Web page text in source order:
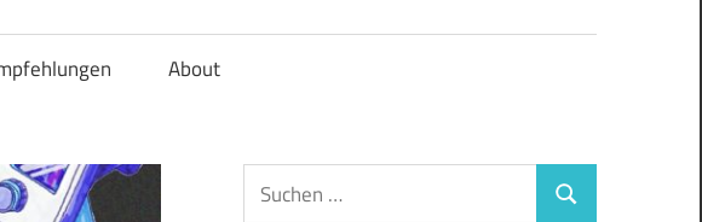
About
Suchen
nach:
Suchen